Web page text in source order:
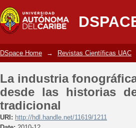
La industria
vida de productores
DSpace Home → Revistas Científicas UAC
La industria
desde las historias
tradicional
URI: http://hdl.handle.net/11619/1211